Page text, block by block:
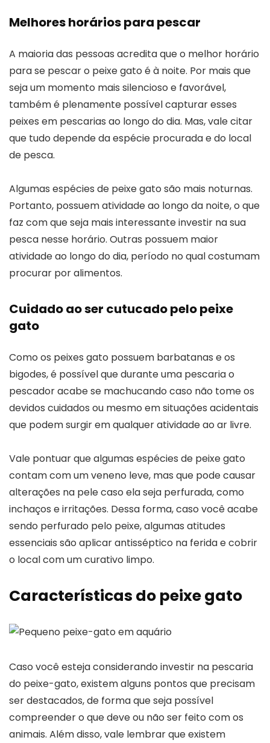
Melhores horários para pescar
A maioria das pessoas acredita que o melhor horário
para se pescar o peixe gato é à noite. Por mais que
seja um momento mais silencioso e favorável,
também é plenamente possível capturar esses
peixes em pescarias ao longo do dia. Mas, vale citar
que tudo depende da espécie procurada e do local
de pesca.
Algumas espécies de peixe gato são mais noturnas.
Portanto, possuem atividade ao longo da noite, o que
faz com que seja mais interessante investir na sua
pesca nesse horário. Outras possuem maior
atividade ao longo do dia, período no qual costumam
procurar por alimentos.
Cuidado ao ser cutucado pelo peixe
gato
Como os peixes gato possuem barbatanas e os
bigodes, é possível que durante uma pescaria o
pescador acabe se machucando caso não tome os
devidos cuidados ou mesmo em situações acidentais
que podem surgir em qualquer atividade ao ar livre.
Vale pontuar que algumas espécies de peixe gato
contam com um veneno leve, mas que pode causar
alterações na pele caso ela seja perfurada, como
inchaços e irritações. Dessa forma, caso você acabe
sendo perfurado pelo peixe, algumas atitudes
essenciais são aplicar antisséptico na ferida e cobrir
o local com um curativo limpo.
Características do peixe gato
Caso você esteja considerando investir na pescaria
do peixe-gato, existem alguns pontos que precisam
ser destacados, de forma que seja possível
compreender o que deve ou não ser feito com os
animais. Além disso, vale lembrar que existem